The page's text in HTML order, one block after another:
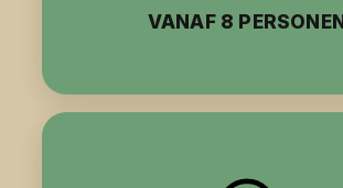
VANAF 8 PERSONEN